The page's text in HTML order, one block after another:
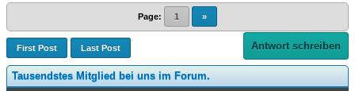
Page: 1 »
First Post Last Post Antwort schreiben
Tausendstes Mitglied bei uns im Forum.